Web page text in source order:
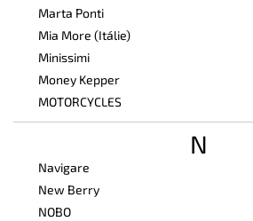
Marta Ponti
Mia More (Itálie)
Minissimi
Money Kepper
MOTORCYCLES
N
Navigare
New Berry
NOBO